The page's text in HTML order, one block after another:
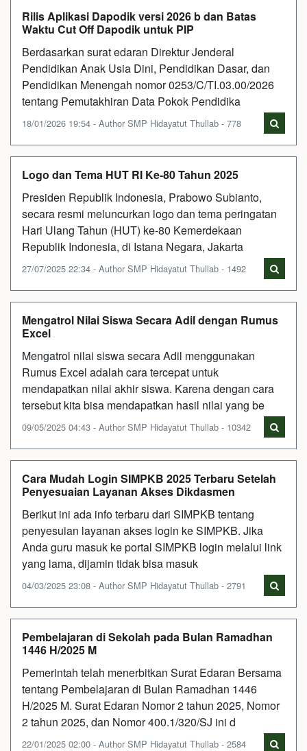
Rilis Aplikasi Dapodik versi 2026 b dan Batas
Waktu Cut Off Dapodik untuk PIP
Berdasarkan surat edaran Direktur Jenderal
Pendidikan Anak Usia Dini, Pendidikan Dasar, dan
Pendidikan Menengah nomor 0253/C/TI.03.00/2026
tentang Pemutakhiran Data Pokok Pendidika
18/01/2026 19:54 - Author SMP Hidayatut Thullab - 778
Logo dan Tema HUT RI Ke-80 Tahun 2025
Presiden Republik Indonesia, Prabowo Subianto,
secara resmi meluncurkan logo dan tema peringatan
Hari Ulang Tahun (HUT) ke-80 Kemerdekaan
Republik Indonesia, di Istana Negara, Jakarta
27/07/2025 22:34 - Author SMP Hidayatut Thullab - 1492
Mengatrol Nilai Siswa Secara Adil dengan Rumus
Excel
Mengatrol nilai siswa secara Adil menggunakan
Rumus Excel adalah cara tercepat untuk
mendapatkan nilai akhir siswa. Karena dengan cara
tersebut kita bisa mendapatkan hasil nilai yang be
09/05/2025 04:43 - Author SMP Hidayatut Thullab - 10342
Cara Mudah Login SIMPKB 2025 Terbaru Setelah
Penyesuaian Layanan Akses Dikdasmen
Berikut ini ada info terbaru dari SIMPKB tentang
penyesuian layanan akses login ke SIMPKB. Jika
Anda guru masuk ke portal SIMPKB login melalui link
yang lama, dijamin tidak bisa masuk
04/03/2025 23:08 - Author SMP Hidayatut Thullab - 2791
Pembelajaran di Sekolah pada Bulan Ramadhan
1446 H/2025 M
Pemerintah telah menerbitkan Surat Edaran Bersama
tentang Pembelajaran di Bulan Ramadhan 1446
H/2025 M. Surat Edaran Nomor 2 tahun 2025, Nomor
2 tahun 2025, dan Nomor 400.1/320/SJ ini d
22/01/2025 02:00 - Author SMP Hidayatut Thullab - 2584